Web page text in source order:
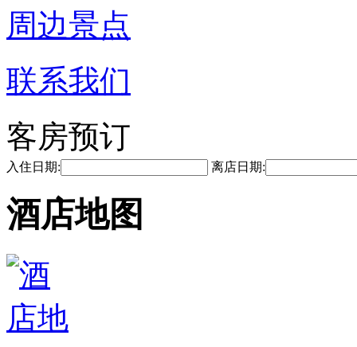
周边景点
联系我们
客房预订
入住日期: 离店日期:
酒店地图